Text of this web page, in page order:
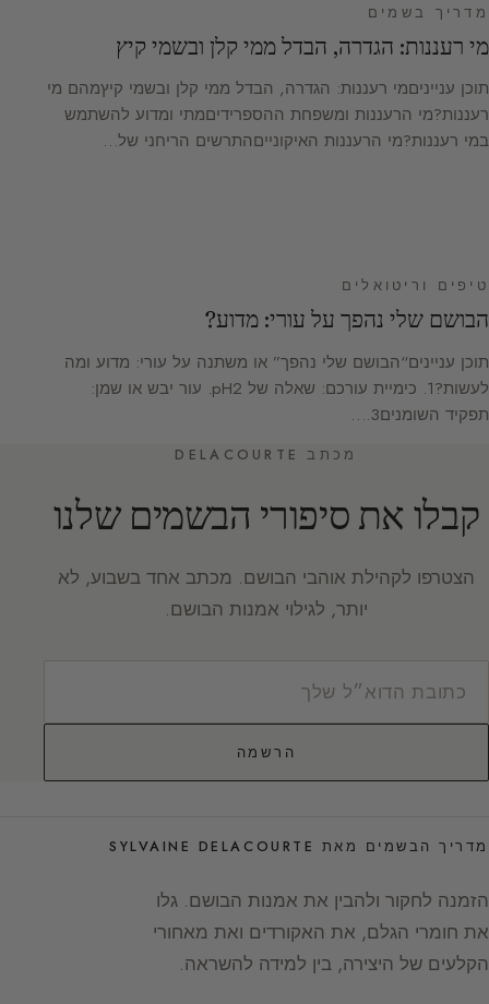
מדריך בשמים
מי רעננות: הגדרה, הבדל ממי קלן ובשמי קיץ
תוכן ענייניםמי רעננות: הגדרה, הבדל ממי קלן ובשמי קיץמהם מי
רעננות?מי הרעננות ומשפחת ההספרידיםמתי ומדוע להשתמש
במי רעננות?מי הרעננות האיקונייםהתרשים הריחני של…
טיפים וריטואלים
הבושם שלי נהפך על עורי: מדוע?
תוכן עניינים“הבושם שלי נהפך” או משתנה על עורי: מדוע ומה
לעשות?1. כימיית עורכם: שאלה של pH2. עור יבש או שמן:
תפקיד השומנים3.…
מכתב DELACOURTE
קבלו את סיפורי הבשמים שלנו
הצטרפו לקהילת אוהבי הבושם. מכתב אחד בשבוע, לא
יותר, לגילוי אמנות הבושם.
הרשמה
מדריך הבשמים מאת SYLVAINE DELACOURTE
הזמנה לחקור ולהבין את אמנות הבושם. גלו
את חומרי הגלם, את האקורדים ואת מאחורי
הקלעים של היצירה, בין למידה להשראה.